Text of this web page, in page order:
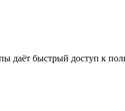
даёт быстрый доступ к